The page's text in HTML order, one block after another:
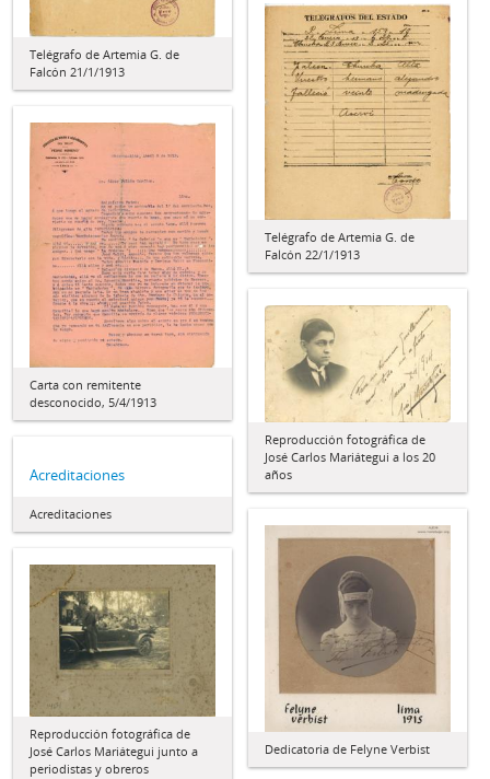
Telégrafo de Artemia G. de
Falcón 21/1/1913
Telégrafo de Artemia G. de
Falcón 22/1/1913
Carta con remitente
desconocido, 5/4/1913
Reproducción fotográfica de
José Carlos Mariátegui a los 20
años
Acreditaciones
Acreditaciones
Dedicatoria de Felyne Verbist
Reproducción fotográfica de
José Carlos Mariátegui junto a
periodistas y obreros